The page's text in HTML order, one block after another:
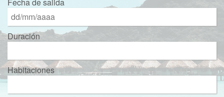
Duración
Habitaciones